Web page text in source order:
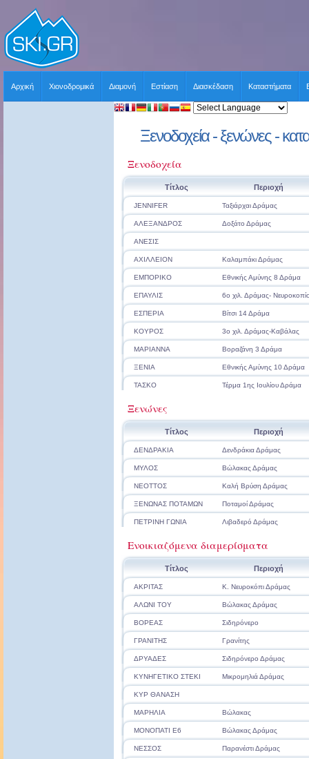
Αρχική Χιονοδρομικά Διαμονή Εστίαση Διασκέδαση Καταστήματα
Ξενοδοχεία - ξενώνες -
Ξενοδοχεία
Τίτλος Περιοχή
JENNIFER Ταξιάρχαι Δράμας
ΑΛΕΞΑΝΔΡΟΣ Δοξάτο Δράμας
ΑΝΕΣΙΣ
ΑΧΙΛΛΕΙΟΝ Καλαμπάκι Δράμας
ΕΜΠΟΡΙΚΟ Εθνικής Αμύνης 8 Δράμα
ΕΠΑΥΛΙΣ 6ο χιλ. Δράμας-
ΕΣΠΕΡΙΑ Βίτσι 14 Δράμα
ΚΟΥΡΟΣ 3ο χιλ. Δράμας-Καβάλας
ΜΑΡΙΑΝΝΑ Βοραζάνη 3 Δράμα
ΞΕΝΙΑ Εθνικής Αμύνης 10 Δράμα
ΤΑΣΚΟ Τέρμα 1ης Ιουλίου Δράμα
Ξενώνες
Τίτλος Περιοχή
ΔΕΝΔΡΑΚΙΑ Δενδράκια Δράμας
ΜΥΛΟΣ Βώλακας Δράμας
ΝΕΟΤΤΟΣ Καλή Βρύση Δράμας
ΞΕΝΩΝΑΣ ΠΟΤΑΜΩΝ Ποταμοί Δράμας
ΠΕΤΡΙΝΗ ΓΩΝΙΑ Λιβαδερό Δράμας
Ενοικιαζόμενα διαμερίσματα
Τίτλος Περιοχή
ΑΚΡΙΤΑΣ Κ. Νευροκόπι Δράμας
ΑΛΩΝΙ ΤΟΥ Βώλακας Δράμας
ΒΟΡΕΑΣ Σιδηρόνερο
ΓΡΑΝΙΤΗΣ Γρανίτης
ΔΡΥΑΔΕΣ Σιδηρόνερο Δράμας
ΚΥΝΗΓΕΤΙΚΟ ΣΤΕΚΙ Μικρομηλιά Δράμας
ΚΥΡ ΘΑΝΑΣΗ
ΜΑΡΗΛΙΑ Βώλακας
ΜΟΝΟΠΑΤΙ Ε6 Βώλακας Δράμας
ΝΕΣΣΟΣ Παρανέστι Δράμας